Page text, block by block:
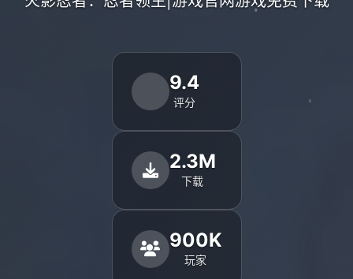
9.4
评分
2.3M
下载
900K
玩家